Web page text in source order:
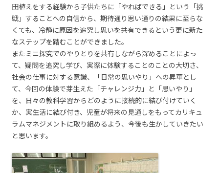
田植えをする経験から子供たちに「やればできる」という「挑
戦」することへの自信から、期待通り思い通りの結果に至らな
くても、冷静に原因を追究し思いを共有できるという更に新た
なステップを踏むことができました。
またミニ探究でのやりとりを共有しながら深めることによっ
て、疑問を追究し学び、実際に体験することのことの大切さ、
社会の仕事に対する意識、「日常の思いやり」への昇華とし
て、今回の体験で芽生えた「チャレンジ力」と「思いやり」
を、日々の教科学習からどのように接続的に結び付けていく
か、実生活に結び付き、児童が将来の見通しをもってカリキュ
ラムマネジメントに取り組めるよう、今後も生かしていきたい
と思います。